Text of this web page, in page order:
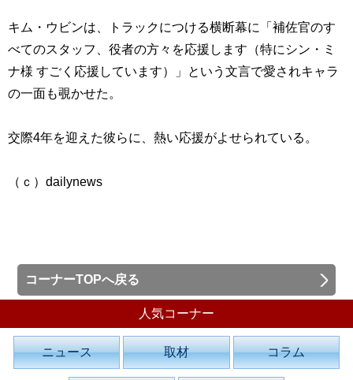
キム・ウビンは、トラックにつける横断幕に「補佐官のす
べてのスタッフ、役者の方々を応援します（特にシン・ミ
ナ様 すごく応援しています）」という文言で愛されキャラ
の一面も覗かせた。
交際4年を迎えた彼らに、熱い応援がよせられている。
（ｃ）dailynews
コーナーTOPへ戻る
人気コーナー
ニュース 取材 コラム